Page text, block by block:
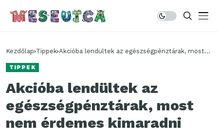
Kezdőlap Tippek Akcióba lendültek az egészségpénztárak, most
TIPPEK
Akcióba lendültek az
egészségpénztárak, most
nem érdemes kimaradni